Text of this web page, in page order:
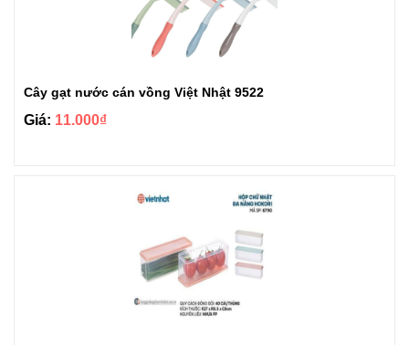
Cây gạt nước cán vồng Việt Nhật 9522
Giá: 11.000₫